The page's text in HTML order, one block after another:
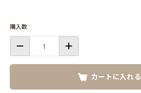
購入数
カートに入れる